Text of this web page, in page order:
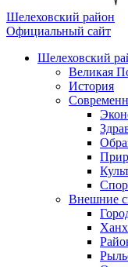
Шелеховский район
Официальный сайт
Шелеховский
Великая
История
Внешние